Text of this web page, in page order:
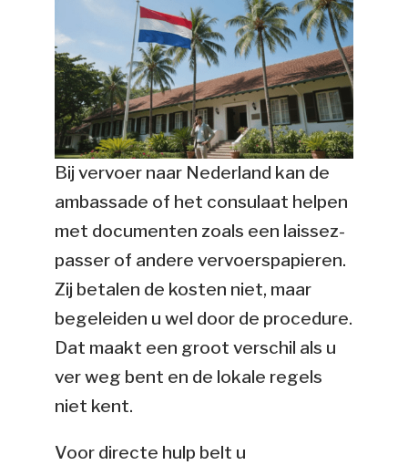
Bij vervoer naar Nederland kan de
ambassade of het consulaat helpen
met documenten zoals een laissez-
passer of andere vervoerspapieren.
Zij betalen de kosten niet, maar
begeleiden u wel door de procedure.
Dat maakt een groot verschil als u
ver weg bent en de lokale regels
niet kent.
Voor directe hulp belt u